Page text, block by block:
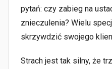
pytań: czy zabieg na
znieczulenia? Wielu
skrzywdzić swojego
Strach jest tak silny, że